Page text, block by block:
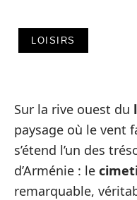
LOISIRS
Sur la rive ouest du
paysage où le vent
s’étend l’un des
d’Arménie : le
remarquable,